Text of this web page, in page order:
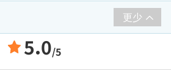
更少
5.0/5